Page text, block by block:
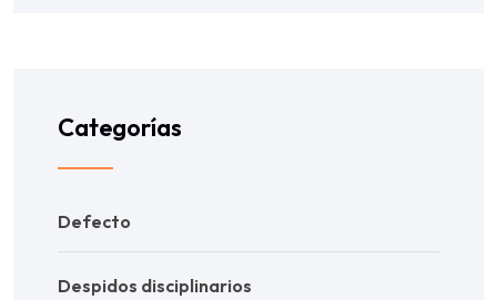
Categorías
Defecto
Despidos disciplinarios